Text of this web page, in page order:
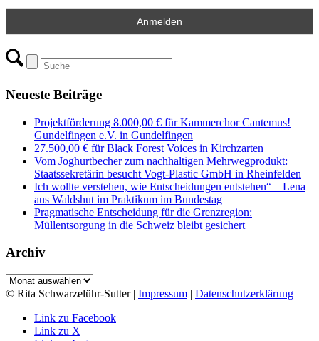
Neueste Beiträge
Projektförderung 8.000,00 € für Kammerchor Cantemus!
Gundelfingen e.V. in Gundelfingen
27.500,00 € für Black Forest Voices in Kirchzarten
Vom Joghurtbecher zum nachhaltigen Mehrwegprodukt:
Staatssekretärin besucht Vogt-Plastic GmbH in Rheinfelden
Ich wollte verstehen, wie Entscheidungen entstehen“ – Lena
aus Waldshut im Praktikum im Bundestag
Pragmatische Entscheidung für die Grenzregion:
Müllentsorgung in die Schweiz bleibt gesichert
Archiv
Archiv
© Rita Schwarzelühr-Sutter | Impressum | Datenschutzerklärung
Link zu Facebook
Link zu X